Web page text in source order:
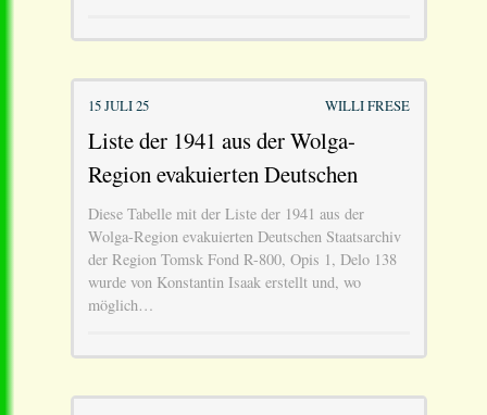
15 JULI 25 WILLI FRESE
Liste der 1941 aus der Wolga-
Region evakuierten Deutschen
Diese Tabelle mit der Liste der 1941 aus der
Wolga-Region evakuierten Deutschen Staatsarchiv
der Region Tomsk Fond R-800, Opis 1, Delo 138
wurde von Konstantin Isaak erstellt und, wo
möglich…